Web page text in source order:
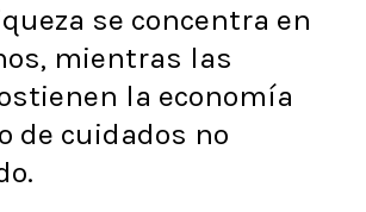
se concentra en
mientras las
la economía
de cuidados no